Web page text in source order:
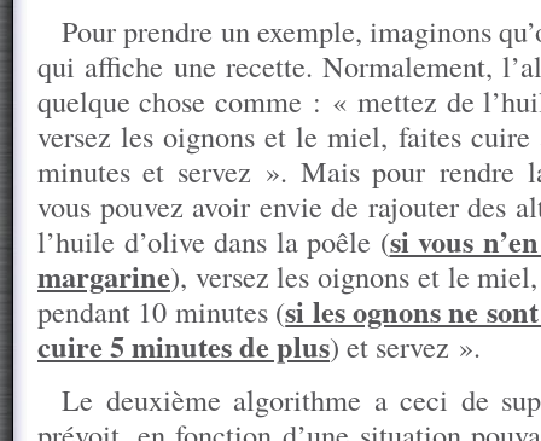
Pour prendre un exemple, imaginons
qui affiche une recette. Normalement,
quelque chose comme : « mettez de
versez les oignons et le miel, faites
minutes et servez ». Mais pour rendre
vous pouvez avoir envie de rajouter des
l’huile d’olive dans la poêle (si vous
margarine), versez les oignons et le
pendant 10 minutes (si les ognons ne
cuire 5 minutes de plus) et servez ».
Le deuxième algorithme a ceci de